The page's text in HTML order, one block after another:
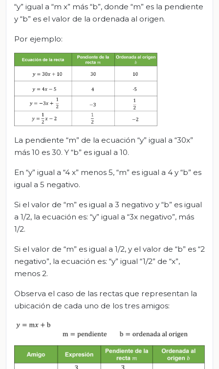
“y” igual a “m x” más “b”, donde “m” es la pendiente
y “b” es el valor de la ordenada al origen.
Por ejemplo:
La pendiente “m” de la ecuación “y” igual a “30x”
más 10 es 30. Y “b” es igual a 10.
En “y” igual a “4 x” menos 5, “m” es igual a 4 y “b” es
igual a 5 negativo.
Si el valor de “m” es igual a 3 negativo y “b” es igual
a 1/2, la ecuación es: “y” igual a “3x negativo”, más
1/2.
Si el valor de “m” es igual a 1/2, y el valor de “b” es “2
negativo”, la ecuación es: “y” igual “1/2” de “x”,
menos 2.
Observa el caso de las rectas que representan la
ubicación de cada uno de los tres amigos: